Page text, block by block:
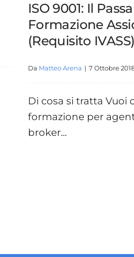
ISO 9001: Il
Formazione
(Requisito IVASS)
Da Matteo Arena | 7 Ottobre
Di cosa si tratta Vuoi
formazione per
broker...